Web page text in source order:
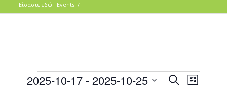
Είσαστε εδώ: Events /
Events
SearchEvent
List
2025-10-17 - 2025-10-25